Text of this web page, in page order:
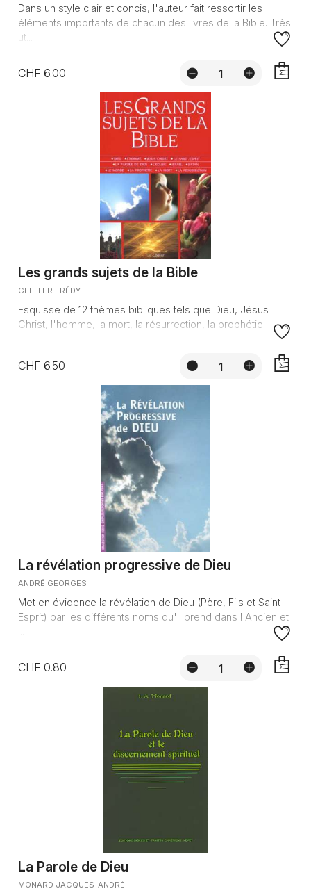
Dans un style clair et concis, l'auteur fait ressortir les
éléments importants de chacun des livres de la Bible. Très
ut...
CHF 6.00
Les grands sujets de la Bible
GFELLER FRÉDY
Esquisse de 12 thèmes bibliques tels que Dieu, Jésus
Christ, l'homme, la mort, la résurrection, la prophétie.
CHF 6.50
La révélation progressive de Dieu
ANDRÉ GEORGES
Met en évidence la révélation de Dieu (Père, Fils et Saint
Esprit) par les différents noms qu'Il prend dans l'Ancien et
CHF 0.80
La Parole de Dieu
MONARD JACQUES-ANDRÉ